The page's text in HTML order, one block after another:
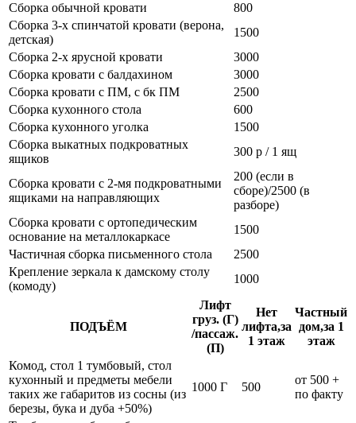
Сборка обычной кровати
800
Сборка 3-х спинчатой кровати (верона,
детская)
1500
Сборка 2-х ярусной кровати
3000
Сборка кровати с балдахином
3000
Сборка кровати с ПМ, с бк ПМ
2500
Сборка кухонного стола
600
Сборка кухонного уголка
1500
Сборка выкатных подкроватных
ящиков
300 р / 1 ящ
Сборка кровати с 2-мя подкроватными
ящиками на направляющих
200 (если в
сборе)/2500 (в
разборе)
Сборка кровати с ортопедическим
основание на металлокаркасе
1500
Частичная сборка письменного стола
2500
Крепление зеркала к дамскому столу
(комоду)
1000
ПОДЪЁМ
Лифт
груз. (Г)
/пассаж.
(П)
Нет
лифта,за
1 этаж
Частный
дом,за 1
этаж
Комод, стол 1 тумбовый, стол
кухонный и предметы мебели
таких же габаритов из сосны (из
березы, бука и дуба +50%)
1000 Г 500
от 500 +
по факту